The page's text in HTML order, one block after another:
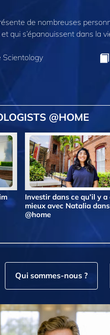
de nombreuses
qui s’épanouissent dans la
Scientology
@HOME
Investir dans ce qu’il y a
mieux avec Natalia dans
@home
Qui sommes‑nous ?